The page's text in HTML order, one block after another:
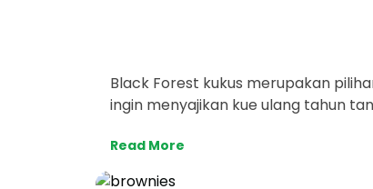
Black Forest kukus merupakan
ingin menyajikan kue ulang tahun
Read More